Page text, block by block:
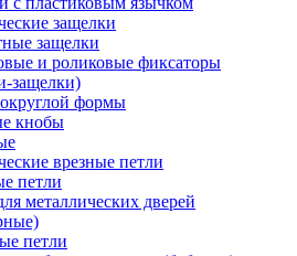
защелки
защелки
и роликовые фиксаторы
защелки)
формы
кнобы
врезные петли
петли
металлических дверей
петли